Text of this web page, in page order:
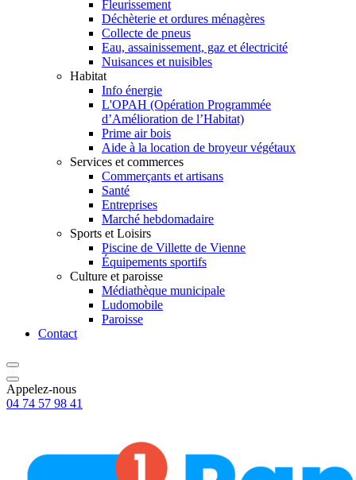
Fleurissement
Déchèterie et ordures ménagères
Collecte de pneus
Eau, assainissement, gaz et électricité
Nuisances et nuisibles
Habitat
Info énergie
L'OPAH (Opération Programmée
d’Amélioration de l’Habitat)
Prime air bois
Aide à la location de broyeur végétaux
Services et commerces
Commerçants et artisans
Santé
Entreprises
Marché hebdomadaire
Sports et Loisirs
Piscine de Villette de Vienne
Équipements sportifs
Culture et paroisse
Médiathèque municipale
Ludomobile
Paroisse
Contact
Appelez-nous
04 74 57 98 41